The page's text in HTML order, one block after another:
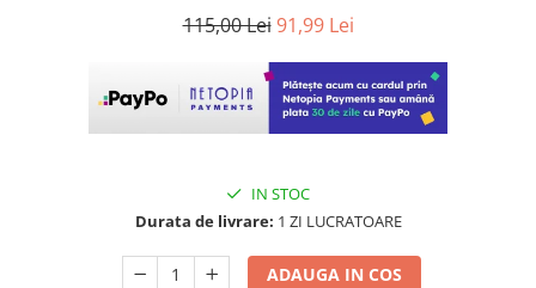
115,00 Lei 91,99 Lei
IN STOC
Durata de livrare: 1 ZI LUCRATOARE
ADAUGA IN COS